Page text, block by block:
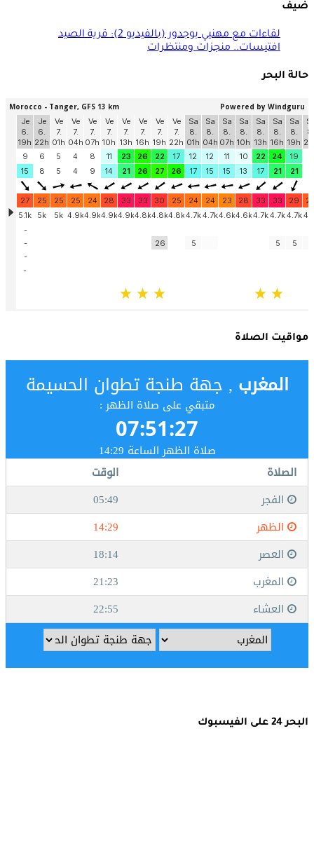
ضيف
لقاءات مع مهنيي بوجدور (بالفيديو 2): قرية الصيد
افتيسات.. منجزات ومنتظرات
حالة البحر
مواقيت الصلاة
البحر 24 على الفيسبوك